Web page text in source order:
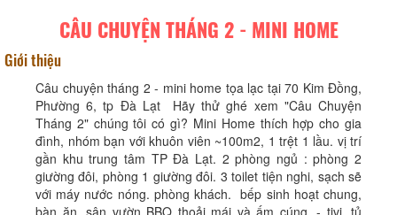
CÂU CHUYỆN THÁNG 2 - MINI HOME
Giới thiệu
Câu chuyện tháng 2 - mini home tọa lạc tại 70 Kim Đồng,
Phường 6, tp Đà Lạt Hãy thử ghé xem "Câu Chuyện
Tháng 2" chúng tôi có gì? Mini Home thích hợp cho gia
đình, nhóm bạn với khuôn viên ~100m2, 1 trệt 1 lầu. vị trí
gần khu trung tâm TP Đà Lạt. 2 phòng ngủ : phòng 2
giường đôi, phòng 1 giường đôi. 3 toilet tiện nghi, sạch sẽ
với máy nước nóng. phòng khách. bếp sinh hoạt chung,
bàn ăn. sân vườn BBQ thoải mái và ấm cúng. - tivi, tủ